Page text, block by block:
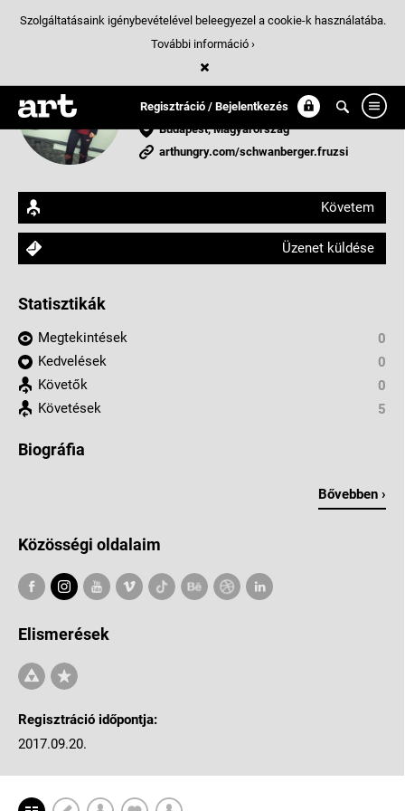
Regisztráció / Bejelentkezés
Schwanberger Fruzsi
hobbi
Budapest, Magyarország
arthungry.com/schwanberger.fruzsi
Követem
Üzenet küldése
Statisztikák
Megtekintések
0
Kedvelések
0
Követők
0
Követések
5
Biográfia
Bővebben ›
Közösségi oldalaim
Elismerések
Regisztráció időpontja:
2017.09.20.
Szolgáltatásaink igénybevételével beleegyezel a cookie-k használatába.
További információ ›